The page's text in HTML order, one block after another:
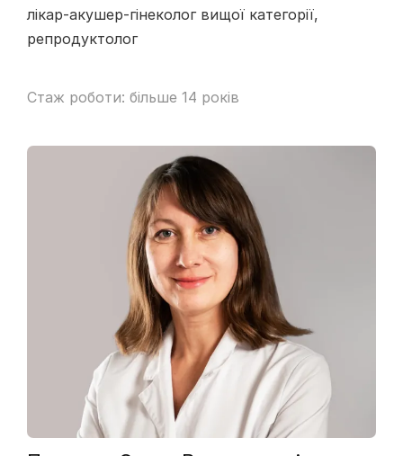
лікар-акушер-гінеколог вищої категорії,
репродуктолог
Стаж роботи: більше 14 років